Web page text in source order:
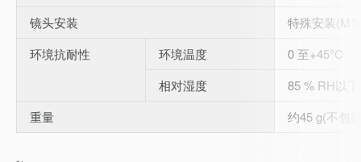
镜头安装
特殊安装
环境抗耐性
环境温度
0 至+45°C
相对湿度
85 % RH以下
重量
约45 g(不包